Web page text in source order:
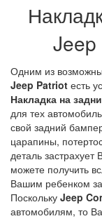
Одним из
Jeep Patriot есть
Накладка на
для тех
свой задний
царапины,
деталь
можете получить
Вашим ребенком
Поскольку Jeep
автомобилям, то